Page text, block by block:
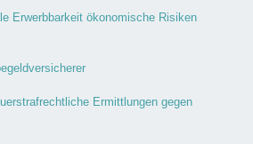
Erwerbbarkeit ökonomische Risiken
Ermittlungen gegen